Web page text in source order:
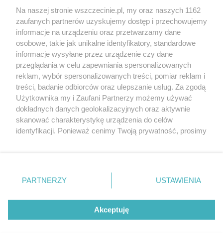
Wernisaże
Więcej
Specjalny koncert z okazji
20. urodzin portalu
wSzczecinie.pl
Regulamin konkursów
śniadaniówka "Hej
Szczecin! Jest piątek!"
Partnerzy
Praca Szczecin
© 2026 wSzczecinie.pl
Created by GOD
Na naszej stronie wszczecinie.pl, my oraz naszych 1162
zaufanych partnerów uzyskujemy dostęp i przechowujemy
informacje na urządzeniu oraz przetwarzamy dane
osobowe, takie jak unikalne identyfikatory, standardowe
informacje wysyłane przez urządzenie czy dane
przeglądania w celu zapewniania spersonalizowanych
reklam, wybór spersonalizowanych treści, pomiar reklam i
treści, badanie odbiorców oraz ulepszanie usług. Za zgodą
Użytkownika my i Zaufani Partnerzy możemy używać
dokładnych danych geolokalizacyjnych oraz aktywnie
skanować charakterystykę urządzenia do celów
identyfikacji. Ponieważ cenimy Twoją prywatność, prosimy
prywatności znajdujący się w lewym dolnym rogu strony
. Niektóre rodzaje przetwarzania danych nie wymagają
takiemu przetwarzaniu. Preferencje będą miały
zastosowania tylko na tej witrynie.
PARTNERZY USTAWIENIA
Akceptuję